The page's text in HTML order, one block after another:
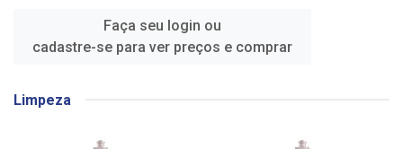
Faça seu login ou
cadastre-se para ver preços e comprar
Limpeza